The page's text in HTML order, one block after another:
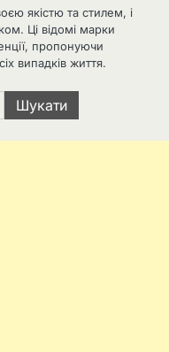
якістю та стилем, і
Ці відомі марки
пропонуючи
випадків життя.